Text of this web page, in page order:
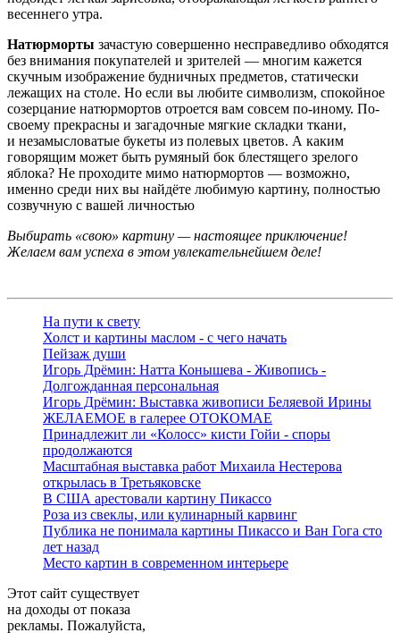
весеннего утра.
Натюрморты зачастую совершенно несправедливо обходятся
без внимания покупателей и зрителей — многим кажется
скучным изображение будничных предметов, статически
лежащих на столе. Но если вы любите символизм, спокойное
созерцание натюрмортов отроется вам совсем по-иному. По-
своему прекрасны и загадочные мягкие складки ткани,
и незамысловатые букеты из полевых цветов. А каким
говорящим может быть румяный бок блестящего зрелого
яблока? Не проходите мимо натюрмортов — возможно,
именно среди них вы найдёте любимую картину, полностью
созвучную с вашей личностью
Выбирать «свою» картину — настоящее приключение!
Желаем вам успеха в этом увлекательнейшем деле!
На пути к свету
Холст и картины маслом - с чего начать
Пейзаж души
Игорь Дрёмин: Натта Конышева - Живопись -
Долгожданная персональная
Игорь Дрёмин: Выставка живописи Беляевой Ирины
ЖЕЛАЕМОЕ в галерее ОТОКОМАЕ
Принадлежит ли «Колосс» кисти Гойи - споры
продолжаются
Масштабная выставка работ Михаила Нестерова
открылась в Третьяковске
В США арестовали картину Пикассо
Роза из свеклы, или кулинарный карвинг
Публика не понимала картины Пикассо и Ван Гога сто
лет назад
Место картин в современном интерьере
Этот сайт существует
на доходы от показа
рекламы. Пожалуйста,